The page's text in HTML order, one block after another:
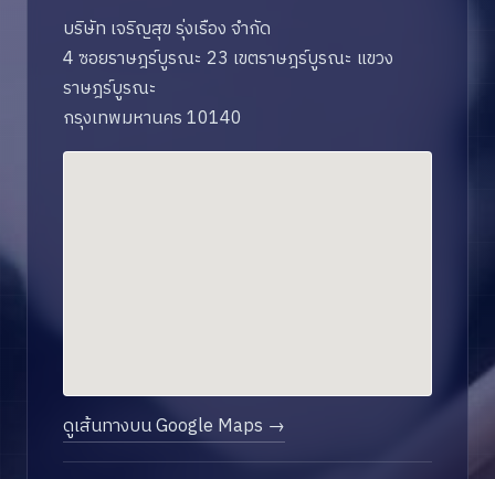
บริษัท เจริญสุข รุ่งเรือง จำกัด
4 ซอยราษฎร์บูรณะ 23 เขตราษฎร์บูรณะ แขวง
ราษฎร์บูรณะ
กรุงเทพมหานคร 10140
ดูเส้นทางบน Google Maps →